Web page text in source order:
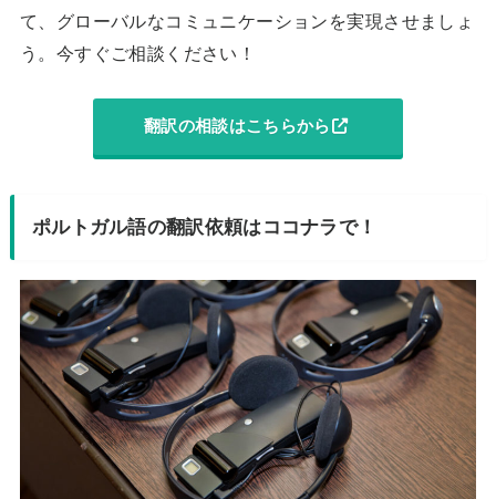
て、グローバルなコミュニケーションを実現させましょ
う。今すぐご相談ください！
翻訳の相談はこちらから
ポルトガル語の翻訳依頼はココナラで！